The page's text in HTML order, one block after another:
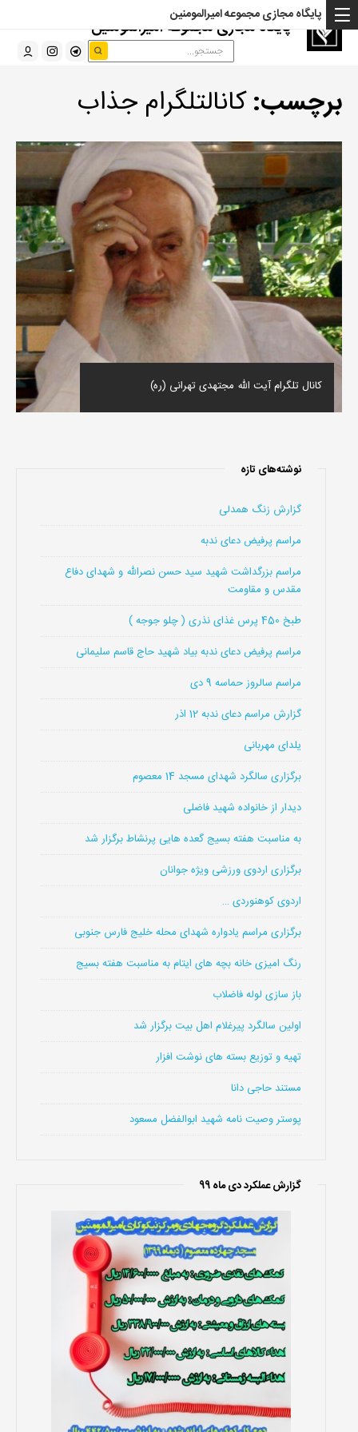
پایگاه مجازی مجموعه امیرالمومنین
پایگاه مجازی مجموعه امیرالمومنین
برچسب:کانالتلگرام جذاب
کانال تلگرام آیت الله مجتهدی تهرانی (ره)
نوشته‌های تازه
گزارش زنگ همدلی
مراسم پرفیض دعای ندبه
مراسم بزرگداشت شهید سید حسن نصرالله و شهدای دفاع
مقدس و مقاومت
طبخ 450 پرس غذای نذری ( چلو جوجه )
مراسم پرفیض دعای ندبه بیاد شهید حاج قاسم سلیمانی
مراسم سالروز حماسه 9 دی
گزارش مراسم دعای ندبه 12 اذر
یلدای مهربانی
برگزاری سالگرد شهدای مسجد 14 معصوم
دیدار از خانواده شهید فاضلی
به مناسبت هفته بسیج گعده هایی پرنشاط برگزار شد
برگزاری اردوی ورزشی ویژه جوانان
اردوی کوهنوردی …
برگزاری مراسم یادواره شهدای محله خلیج فارس جنوبی
رنگ امیزی خانه بچه های ایتام به مناسبت هفته بسیج
باز سازی لوله فاضلاب
اولین سالگرد پیرغلام اهل بیت برگزار شد
تهیه و توزیع بسته های نوشت افزار
مستند حاجی دانا
پوستر وصیت نامه شهید ابوالفضل مسعود
گزارش عملکرد دی ماه 99